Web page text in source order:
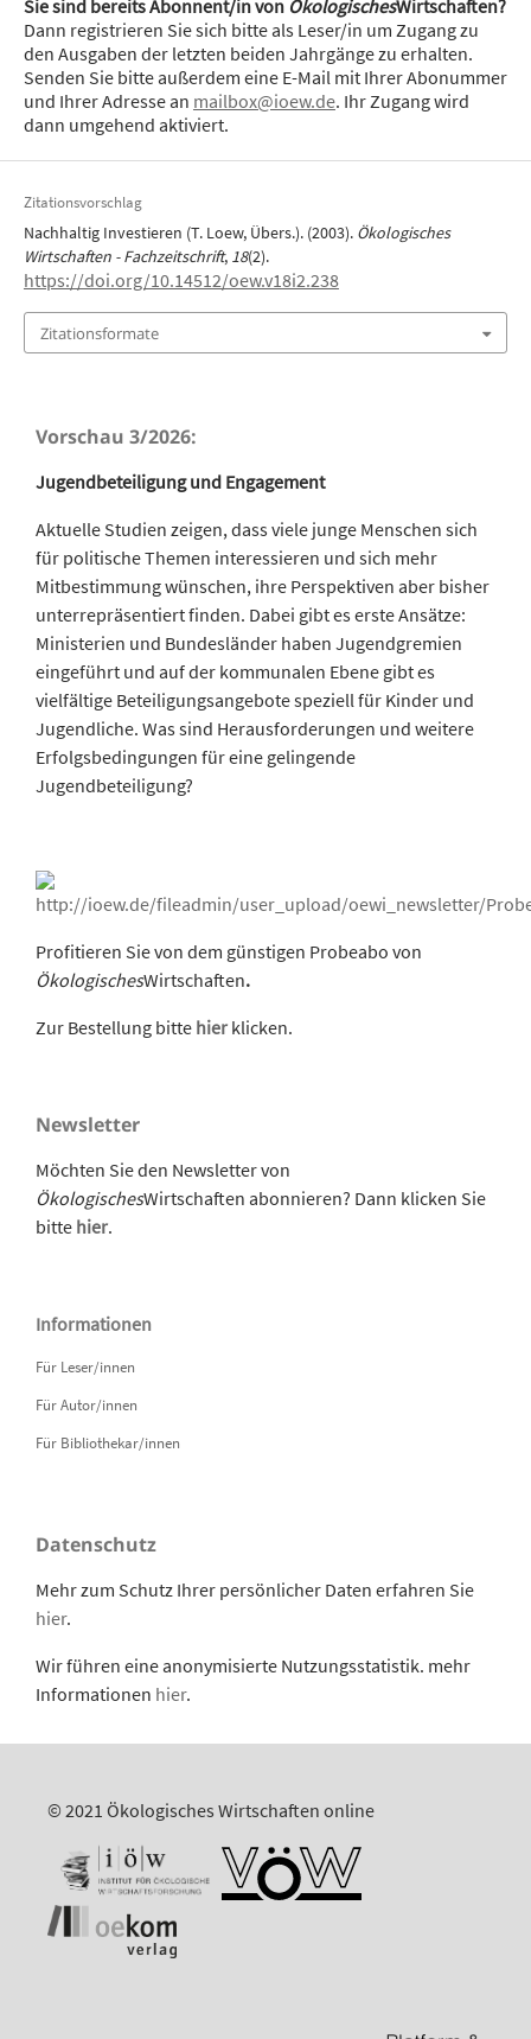
Sie sind bereits Abonnent/in von ÖkologischesWirtschaften?
Dann registrieren Sie sich bitte als Leser/in um Zugang zu
den Ausgaben der letzten beiden Jahrgänge zu erhalten.
Senden Sie bitte außerdem eine E-Mail mit Ihrer Abonummer
und Ihrer Adresse an mailbox@ioew.de. Ihr Zugang wird
dann umgehend aktiviert.
Zitationsvorschlag
Nachhaltig Investieren (T. Loew, Übers.). (2003). Ökologisches
Wirtschaften - Fachzeitschrift, 18(2).
https://doi.org/10.14512/oew.v18i2.238
Zitationsformate
Vorschau 3/2026:
Jugendbeteiligung und Engagement
Aktuelle Studien zeigen, dass viele junge Menschen sich
für politische Themen interessieren und sich mehr
Mitbestimmung wünschen, ihre Perspektiven aber bisher
unterrepräsentiert finden. Dabei gibt es erste Ansätze:
Ministerien und Bundesländer haben Jugendgremien
eingeführt und auf der kommunalen Ebene gibt es
vielfältige Beteiligungsangebote speziell für Kinder und
Jugendliche. Was sind Herausforderungen und weitere
Erfolgsbedingungen für eine gelingende
Jugendbeteiligung?
Profitieren Sie von dem günstigen Probeabo von
ÖkologischesWirtschaften.
Zur Bestellung bitte hier klicken.
Newsletter
Möchten Sie den Newsletter von
ÖkologischesWirtschaften abonnieren? Dann klicken Sie
bitte hier.
Informationen
Für Leser/innen
Für Autor/innen
Für Bibliothekar/innen
Datenschutz
Mehr zum Schutz Ihrer persönlicher Daten erfahren Sie
hier.
Wir führen eine anonymisierte Nutzungsstatistik. mehr
Informationen hier.
© 2021 Ökologisches Wirtschaften online